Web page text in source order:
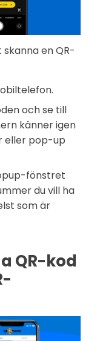
en QR-
och se till
känner igen
eller pop-up
fönstret
du vill ha
som är
QR-kod